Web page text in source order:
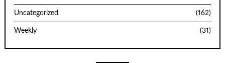
Uncategorized (162)
Weekly (31)